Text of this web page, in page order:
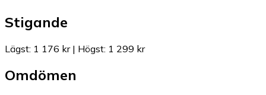
Stigande
Lägst: 1 176 kr| Högst: 1 299 kr
Omdömen